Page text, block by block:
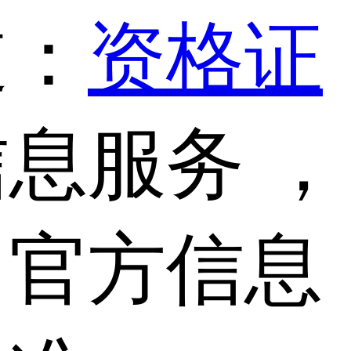
资格证
服务 ，
方信息